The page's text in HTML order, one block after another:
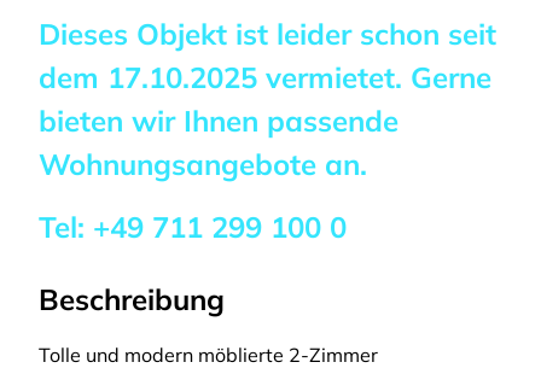
Dieses Objekt ist leider schon seit
dem 17.10.2025 vermietet. Gerne
bieten wir Ihnen passende
Wohnungsangebote an.
Tel: +49 711 299 100 0
Beschreibung
Tolle und modern möblierte 2-Zimmer